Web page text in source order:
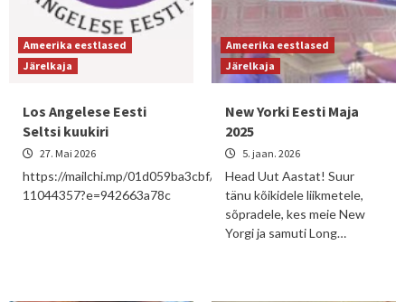
Ameerika eestlased
Järelkaja
Los Angelese Eesti
Seltsi kuukiri
27. Mai 2026
https://mailchi.mp/01d059ba3cbf/may2026-
11044357?e=942663a78c
Ameerika eestlased
Järelkaja
New Yorki Eesti Maja
2025
5. jaan. 2026
Head Uut Aastat! Suur
tänu kõikidele liikmetele,
sõpradele, kes meie New
Yorgi ja samuti Long…